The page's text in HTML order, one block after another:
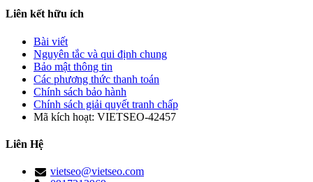
Liên kết hữu ích
Bài viết
Nguyên tắc và qui định chung
Bảo mật thông tin
Các phương thức thanh toán
Chính sách bảo hành
Chính sách giải quyết tranh chấp
Mã kích hoạt: VIETSEO-42457
Liên Hệ
vietseo@vietseo.com